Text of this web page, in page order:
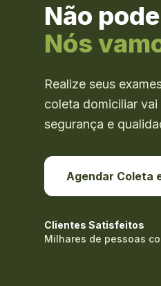
Não
Nós
Realize seus
coleta domiciliar
segurança e
Agendar Coleta
Clientes Satisfeitos
Milhares de pessoas